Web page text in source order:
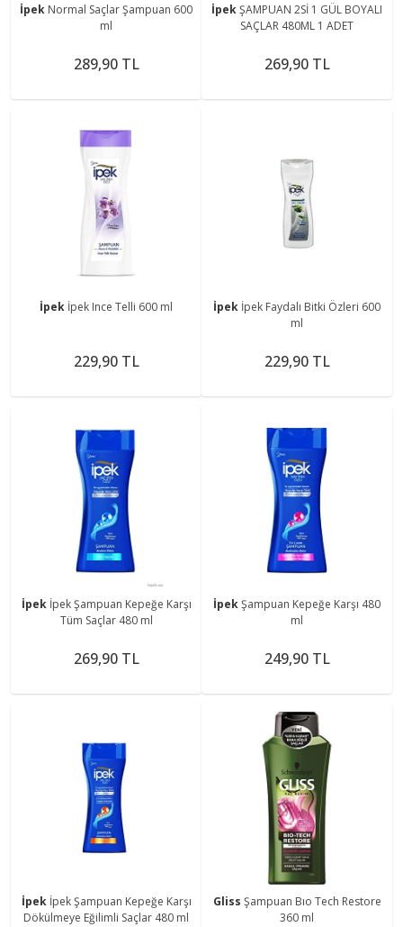
İpek Normal Saçlar Şampuan 600
ml
289,90 TL
İpekŞAMPUAN 2Sİ 1 GÜL BOYALI
SAÇLAR 480ML 1 ADET
269,90 TL
İpek İpek Ince Telli 600 ml
229,90 TL
İpek İpek Faydalı Bitki Özleri 600
ml
229,90 TL
İpek İpek Şampuan Kepeğe Karşı
Tüm Saçlar 480 ml
269,90 TL
İpekŞampuan Kepeğe Karşı 480
ml
249,90 TL
İpek İpek Şampuan Kepeğe Karşı
Dökülmeye Eğilimli Saçlar 480 ml
Gliss Şampuan Bıo Tech Restore
360 ml